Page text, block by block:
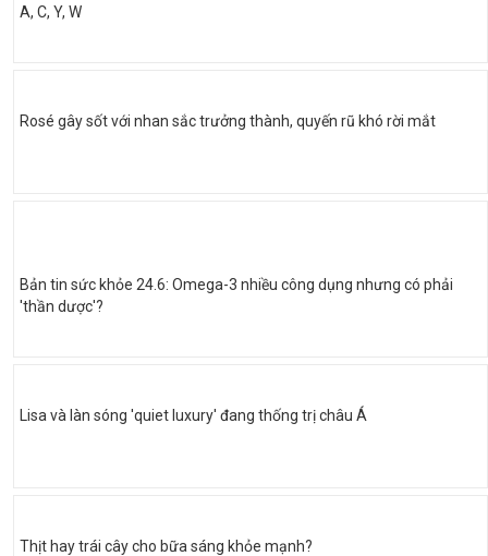
A, C, Y, W
Rosé gây sốt với nhan sắc trưởng thành, quyến rũ khó rời mắt
Bản tin sức khỏe 24.6: Omega-3 nhiều công dụng nhưng có phải
'thần dược'?
Lisa và làn sóng 'quiet luxury' đang thống trị châu Á
Thịt hay trái cây cho bữa sáng khỏe mạnh?